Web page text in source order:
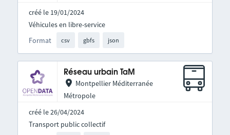
créé le 19/01/2024
Format csv gbfs json
Véhicules en libre-service
Réseau urbain TaM
Montpellier Méditerranée
Métropole
créé le 26/04/2024
Transport public collectif